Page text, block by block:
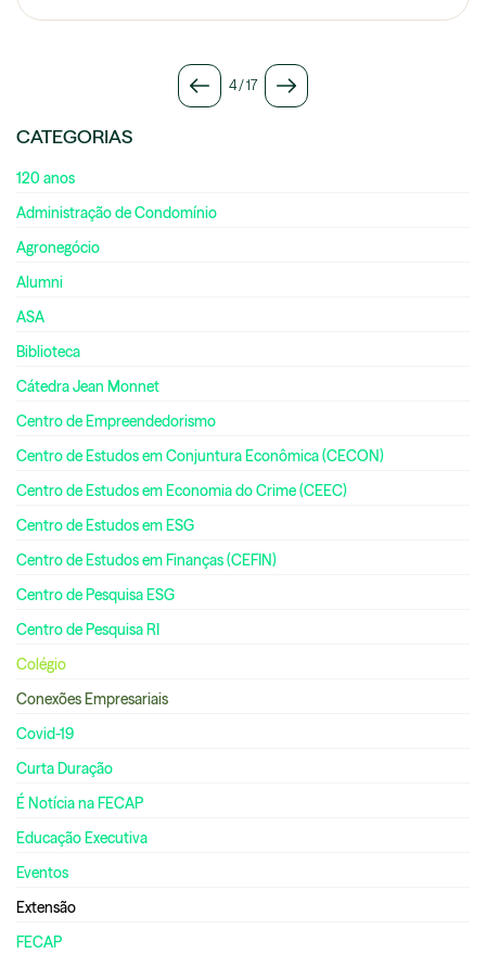
4/17
CATEGORIAS
120 anos
Administração de Condomínio
Agronegócio
Alumni
ASA
Biblioteca
Cátedra Jean Monnet
Centro de Empreendedorismo
Centro de Estudos em Conjuntura Econômica (CECON)
Centro de Estudos em Economia do Crime (CEEC)
Centro de Estudos em ESG
Centro de Estudos em Finanças (CEFIN)
Centro de Pesquisa ESG
Centro de Pesquisa RI
Colégio
Conexões Empresariais
Covid-19
Curta Duração
É Notícia na FECAP
Educação Executiva
Eventos
Extensão
FECAP